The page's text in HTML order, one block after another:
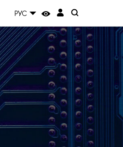
РУС